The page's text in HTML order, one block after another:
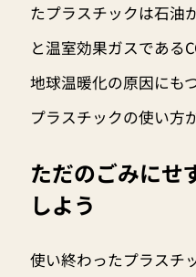
たプラスチックは石油
と温室効果ガスである
地球温暖化の原因にも
プラスチックの使い方
ただのごみにせ
しよう
使い終わったプラスチ